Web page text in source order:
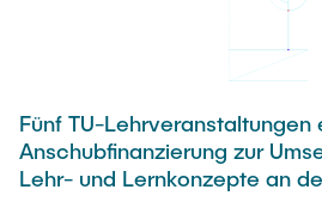
Magazin spektrum
Veranstaltungen
Studienorganisation
Forschungsförderung
Early Career Researchers
Technologie und Innovation
News
(Gast)Wissenschaftler*innen
Partnerships and Strategy
Fünf TU-Lehrveranstaltungen
Anschubfinanzierung zur
Lehr- und Lernkonzepte an